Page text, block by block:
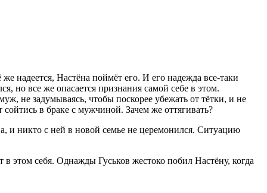
надеется, Настёна поймёт его. И его надежда все-таки
но все же опасается признания самой себе в этом.
не задумываясь, чтобы поскорее убежать от тётки, и не
в браке с мужчиной. Зачем же оттягивать?
и никто с ней в новой семье не церемонился. Ситуацию
этом себя. Однажды Гуськов жестоко побил Настёну, когда